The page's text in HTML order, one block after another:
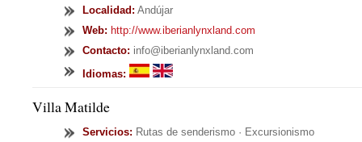
Localidad: Andújar
Web: http://www.iberianlynxland.com
Contacto: info@iberianlynxland.com
Idiomas:
Villa Matilde
Servicios: Rutas de senderismo · Excursionismo